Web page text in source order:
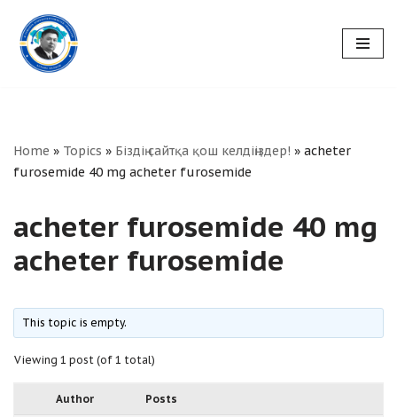
Skip
to
Home » Topics » Біздің сайтқа қош келдіңіздер! » acheter
furosemide 40 mg acheter furosemide
acheter furosemide 40 mg
acheter furosemide
This topic is empty.
Viewing 1 post (of 1 total)
Author Posts